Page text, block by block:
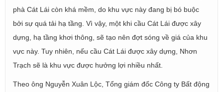
phà Cát Lái còn khá mềm, do khu vực này đang bị bó buộc
bởi sự quá tải hạ tầng. Vì vậy, một khi cầu Cát Lái được xây
dựng, hạ tầng khơi thông, sẽ tạo nên đợt sóng về giá của khu
vực này. Tuy nhiên, nếu cầu Cát Lái được xây dựng, Nhơn
Trạch sẽ là khu vực được hưởng lợi nhiều nhất.
Theo ông Nguyễn Xuân Lộc, Tổng giám đốc Công ty Bất động